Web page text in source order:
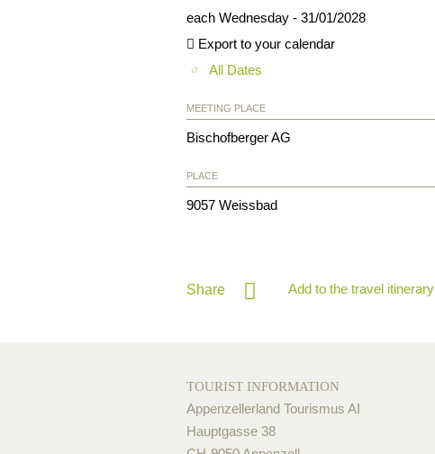
each Wednesday - 31/01/2028
Export to your calendar
All Dates
MEETING PLACE
Bischofberger AG
PLACE
9057 Weissbad
Share Add to the travel itinerary
TOURIST INFORMATION
Appenzellerland Tourismus AI
Hauptgasse 38